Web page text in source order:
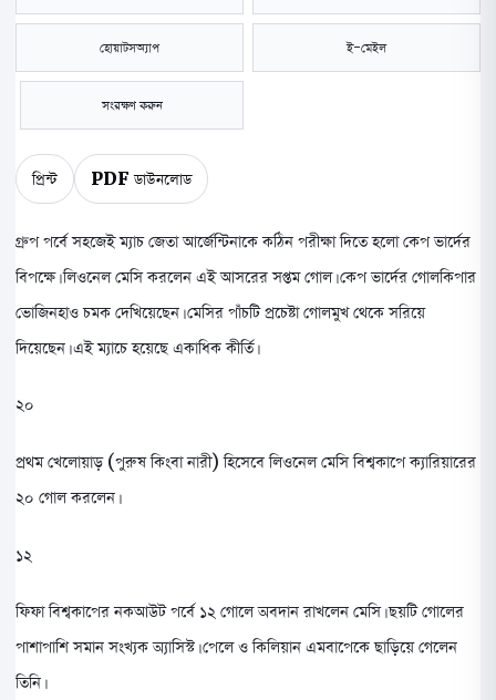
হোয়াটসঅ্যাপ ই-মেইল
সংরক্ষণ করুন
প্রিন্ট PDF ডাউনলোড
গ্রুপ পর্বে সহজেই ম্যাচ জেতা আর্জেন্টিনাকে কঠিন পরীক্ষা দিতে হলো কেপ ভার্দের
বিপক্ষে। লিওনেল মেসি করলেন এই আসরের সপ্তম গোল। কেপ ভার্দের গোলকিপার
ভোজিনহাও চমক দেখিয়েছেন। মেসির পাঁচটি প্রচেষ্টা গোলমুখ থেকে সরিয়ে
দিয়েছেন। এই ম্যাচে হয়েছে একাধিক কীর্তি।
২০
প্রথম খেলোয়াড় (পুরুষ কিংবা নারী) হিসেবে লিওনেল মেসি বিশ্বকাপে ক্যারিয়ারের
২০ গোল করলেন।
১২
ফিফা বিশ্বকাপের নকআউট পর্বে ১২ গোলে অবদান রাখলেন মেসি। ছয়টি গোলের
পাশাপাশি সমান সংখ্যক অ্যাসিস্ট। পেলে ও কিলিয়ান এমবাপেকে ছাড়িয়ে গেলেন
তিনি।